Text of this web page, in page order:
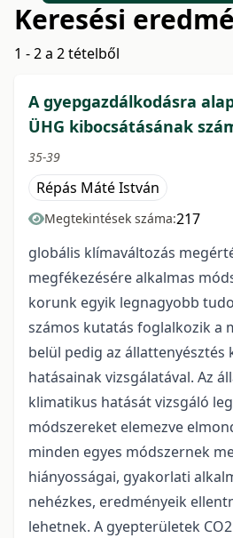
Keresési
1 - 2 a 2 tételből
A gyepgazdálkodásra
ÜHG kibocsátásának
35-39
Répás Máté István
Megtekintések száma:217
globális klímaváltozás
megfékezésére alkalmas
korunk egyik legnagyobb
számos kutatás foglalkozik a
belül pedig az állattenyésztés
hatásainak vizsgálatával. Az
klimatikus hatását vizsgáló
módszereket elemezve
minden egyes módszernek
hiányosságai, gyakorlati
nehézkes, eredményeik
lehetnek. A gyepterületek